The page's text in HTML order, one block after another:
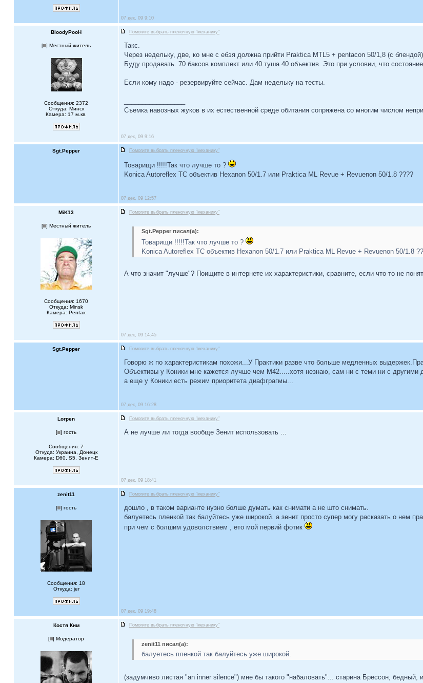
07 дек, 09 9:10
BloodyPooH Помогите выбрать пленочную "механику"
[ ] Местный житель
Сообщения: 2372
Откуда: Минск
Камера: 17 м.кв.
Такс.
Через недельку, две, ко мне с ебэя должна прийти Praktica MTL5 + pentacon 50/1,8 (с блендой)
Буду продавать. 70 баксов комплект или 40 туша 40 объектив. Это при условии, что
Если кому надо - резервируйте сейчас. Дам недельку на тесты.
Съемка навозных жуков в их естественной среде обитания сопряжена со многим числом
07 дек, 09 9:16
Sgt.Pepper Помогите выбрать пленочную "механику"
Товарищи !!!!!Так что лучше то ?
Konica Autoreflex TC объектив Hexanon 50/1.7 или Praktica ML Revue + Revuenon 50/1.8 ????
07 дек, 09 12:57
MiK13 Помогите выбрать пленочную "механику"
[ ] Местный житель
Сообщения: 1670
Откуда: Minsk
Камера: Pentax
Sgt.Pepper писал(а):
Товарищи !!!!!Так что лучше то ?
Konica Autoreflex TC объектив Hexanon 50/1.7 или Praktica ML Revue + Revuenon 50/1.8
А что значит "лучше"? Поищите в интернете их характеристики, сравните, если что-то не
07 дек, 09 14:45
Sgt.Pepper Помогите выбрать пленочную "механику"
Говорю ж по характеристикам похожи...У Практики разве что больше медленных
Объективы у Коники мне кажется лучше чем М42.....хотя незнаю, сам ни с теми ни с другими
а еще у Коники есть режим приоритета диафграгмы...
07 дек, 09 16:28
Lorpen Помогите выбрать пленочную "механику"
[ ] гость
Сообщения: 7
Откуда: Украина, Донецк
Камера: D60, S5, Зенит-Е
А не лучше ли тогда вообще Зенит использовать ...
07 дек, 09 18:41
zenit11 Помогите выбрать пленочную "механику"
[ ] гость
Сообщения: 18
Откуда: jer
дошло , в таком варианте нузно болше думать как снимати а не што снимать.
балуетесь пленкой так балуйтесь уже широкой. а зенит просто супер могу расказать о нем
при чем с болшим удоволствием , ето мой первий фотик
07 дек, 09 19:48
Костя Ким Помогите выбрать пленочную "механику"
[ ] Модератор
zenit11 писал(а):
балуетесь пленкой так балуйтесь уже широкой.
(задумчиво листая "an inner silence") мне бы такого "набаловать"... старина Брессон,